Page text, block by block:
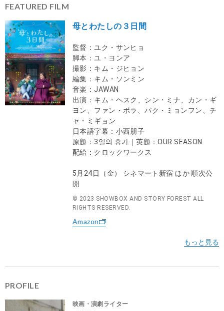
FEATURED FILM
母とわたしの３日間
監督：ユク・サンヒョ
脚本：ユ・ヨンア
撮影：キム・ジヒョン
編集：キム・ソンミン
音楽：JAWAN
出演：キム・ヘスク、シン・ミナ、カン・ギ
ヨン、ファン・ボラ、パク・ミョンフン、チ
ャ・ミギョン
日本語字幕：小西朋子
原題：3일의 휴가｜英題：OUR SEASON
配給：クロックワークス
5月24日（金） シネマート新宿 ほか 順次公
開
© 2023 SHOWBOX AND STORY FOREST ALL
RIGHTS RESERVED.
Amazon
PROFILE
映画・演劇ライター